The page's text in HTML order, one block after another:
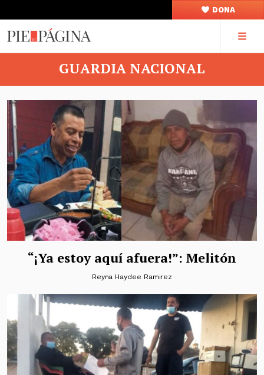
DONA
GUARDIA NACIONAL
“¡Ya estoy aquí afuera!”: Melitón
Reyna Haydee Ramirez